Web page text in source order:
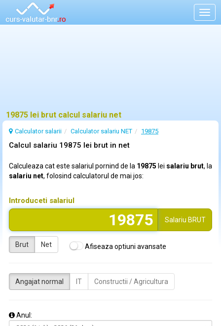
19875 lei brut calcul salariu net
Calculator salarii Calculator salariu NET 19875
Calcul salariu 19875 lei brut in net
Calculeaza cat este salariul pornind de la 19875 lei salariu brut, la
salariu net, folosind calculatorul de mai jos:
Introduceti salariul
Salariu BRUT
Brut Net Afiseaza optiuni avansate
Angajat normal IT Constructii / Agricultura
Anul: